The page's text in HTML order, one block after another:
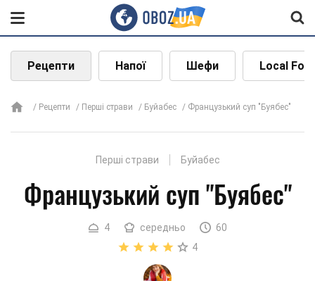
Рецепти Напої Шефи Local
Рецепти Перші страви Буйабес Французький суп "Буябес"
Перші страви Буйабес
Французький суп "Буябес"
4 середньо
60
4